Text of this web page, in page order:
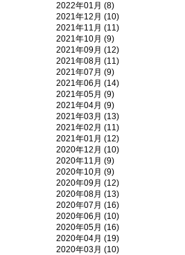
2022年01月 (8)
2021年12月 (10)
2021年11月 (11)
2021年10月 (9)
2021年09月 (12)
2021年08月 (11)
2021年07月 (9)
2021年06月 (14)
2021年05月 (9)
2021年04月 (9)
2021年03月 (13)
2021年02月 (11)
2021年01月 (12)
2020年12月 (10)
2020年11月 (9)
2020年10月 (9)
2020年09月 (12)
2020年08月 (13)
2020年07月 (16)
2020年06月 (10)
2020年05月 (16)
2020年04月 (19)
2020年03月 (10)